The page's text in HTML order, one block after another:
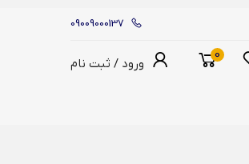
09009000137
ورود / ثبت نام
0